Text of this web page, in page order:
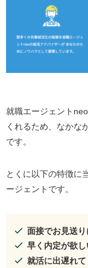
就職エージェント
くれるため、なかな
です。
とくに以下の特徴に
ージェントです。
面接でお見送
早く内定が欲し
就活に出遅れて